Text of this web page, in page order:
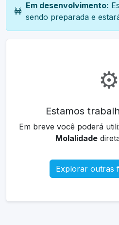
🚧
Em desenvolvimento:
sendo preparada e
⚙️
Estamos
Em breve você poderá
Molalidade
Explorar outras